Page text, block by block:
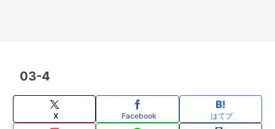
03-4
X Facebook はてブ